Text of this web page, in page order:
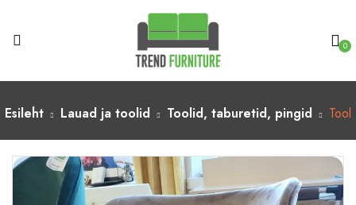
0
Esileht Lauad ja toolid Toolid, taburetid, pingid Tool